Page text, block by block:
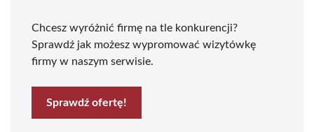
Chcesz wyróżnić firmę na tle konkurencji?
Sprawdź jak możesz wypromować wizytówkę
firmy w naszym serwisie.
Sprawdź ofertę!